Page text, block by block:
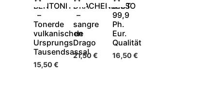
BENTONIT
–
Tonerde
vulkanischen
Ursprungs
Tausendsassa!
15,50€
DRACHENBLUT
–
sangre
de
Drago
21,50€
DMSO
99,9
Ph.
Eur.
Qualität
16,50€